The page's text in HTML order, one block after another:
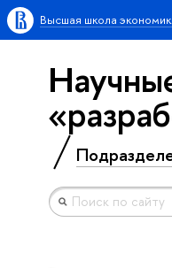
Высшая школа